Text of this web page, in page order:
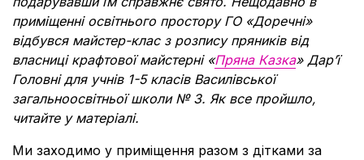
приміщенні освітнього простору ГО «Доречні»
відбувся майстер-клас з розпису пряників від
власниці крафтової майстерні «Пряна Казка» Дар’ї
Головні для учнів 1-5 класів Василівської
загальноосвітньої школи № 3. Як все пройшло,
читайте у матеріалі.
Ми заходимо у приміщення разом з дітками за